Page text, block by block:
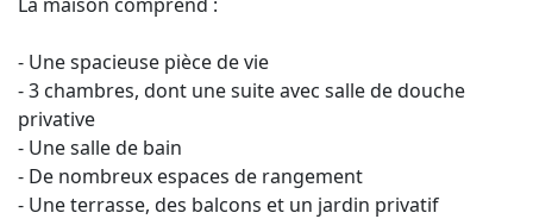
- Une spacieuse pièce de vie
- 3 chambres, dont une suite avec salle de douche
privative
- Une salle de bain
- De nombreux espaces de rangement
- Une terrasse, des balcons et un jardin privatif